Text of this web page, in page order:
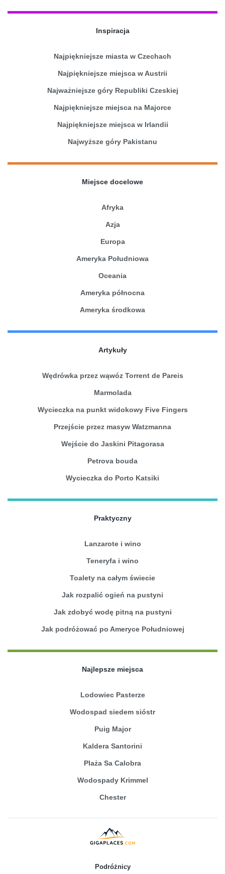
Inspiracja
Najpiękniejsze miasta w Czechach
Najpiękniejsze miejsca w Austrii
Najważniejsze góry Republiki Czeskiej
Najpiękniejsze miejsca na Majorce
Najpiękniejsze miejsca w Irlandii
Najwyższe góry Pakistanu
Miejsce docelowe
Afryka
Azja
Europa
Ameryka Południowa
Oceania
Ameryka północna
Ameryka środkowa
Artykuły
Wędrówka przez wąwóz Torrent de Pareis
Marmolada
Wycieczka na punkt widokowy Five Fingers
Przejście przez masyw Watzmanna
Wejście do Jaskini Pitagorasa
Petrova bouda
Wycieczka do Porto Katsiki
Praktyczny
Lanzarote i wino
Teneryfa i wino
Toalety na całym świecie
Jak rozpalić ogień na pustyni
Jak zdobyć wodę pitną na pustyni
Jak podróżować po Ameryce Południowej
Najlepsze miejsca
Lodowiec Pasterze
Wodospad siedem sióstr
Puig Major
Kaldera Santorini
Plaża Sa Calobra
Wodospady Krimmel
Chester
Podróżnicy